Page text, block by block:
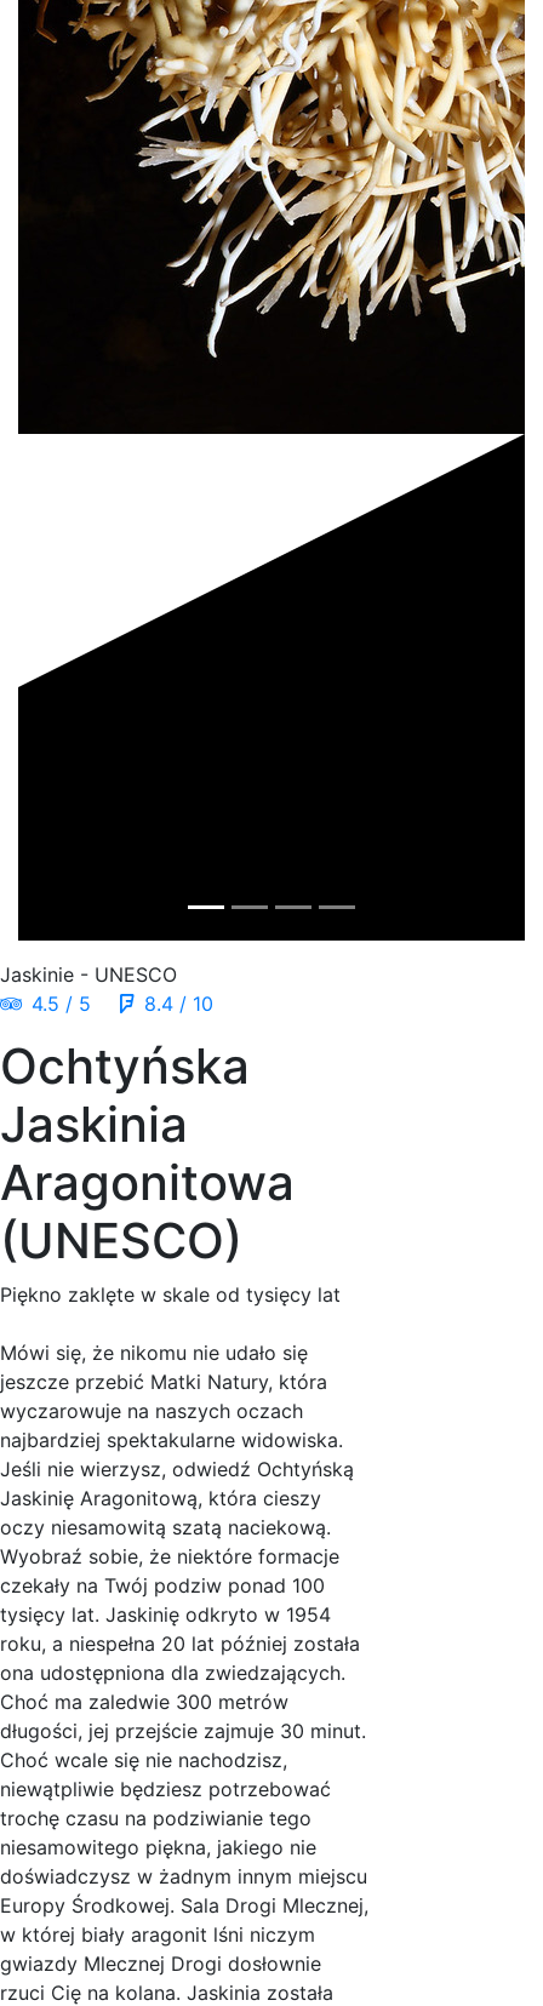
Jaskinie - UNESCO
4.5 / 5
8.4 / 10
Ochtyńska
Jaskinia
Aragonitowa
(UNESCO)
Piękno zaklęte w skale od tysięcy lat
Mówi się, że nikomu nie udało się
jeszcze przebić Matki Natury, która
wyczarowuje na naszych oczach
najbardziej spektakularne widowiska.
Jeśli nie wierzysz, odwiedź Ochtyńską
Jaskinię Aragonitową, która cieszy
oczy niesamowitą szatą naciekową.
Wyobraź sobie, że niektóre formacje
czekały na Twój podziw ponad 100
tysięcy lat. Jaskinię odkryto w 1954
roku, a niespełna 20 lat później została
ona udostępniona dla zwiedzających.
Choć ma zaledwie 300 metrów
długości, jej przejście zajmuje 30 minut.
Choć wcale się nie nachodzisz,
niewątpliwie będziesz potrzebować
trochę czasu na podziwianie tego
niesamowitego piękna, jakiego nie
doświadczysz w żadnym innym miejscu
Europy Środkowej. Sala Drogi Mlecznej,
w której biały aragonit lśni niczym
gwiazdy Mlecznej Drogi dosłownie
rzuci Cię na kolana. Jaskinia została